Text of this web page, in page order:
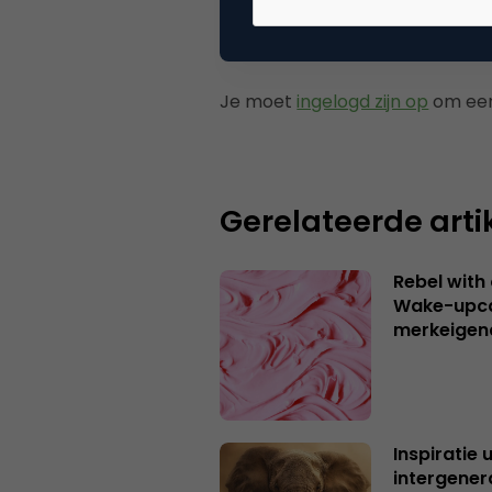
Plaats reactie
Je moet ingelogd zijn op om
Gerelateerde
Rebel
Wake-
Inspiratie